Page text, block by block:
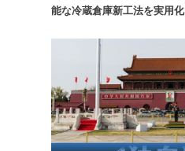
能な冷蔵倉庫新工法を実用化